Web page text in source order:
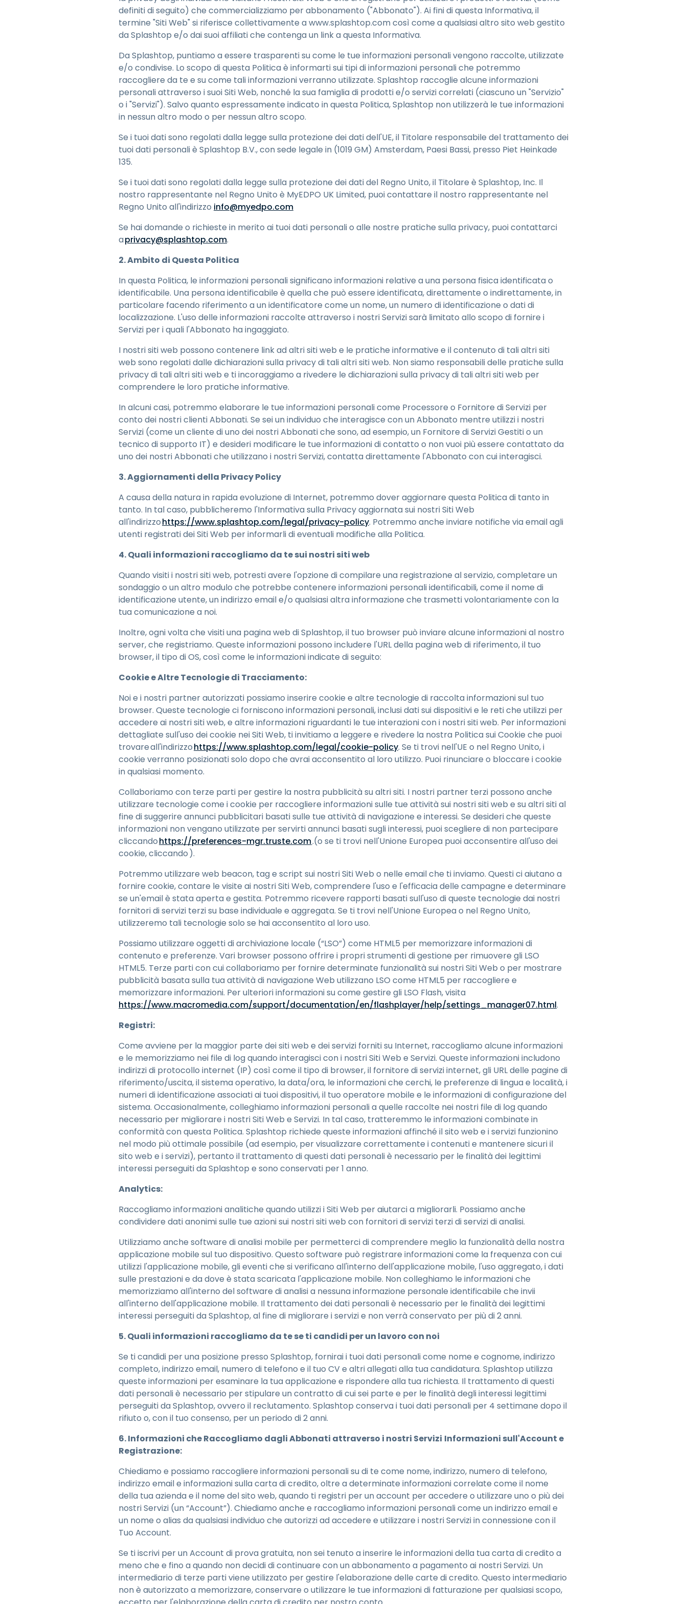
Accesso remoto tramite
RDP/SSH/VNC
Lavoro a distanza con
Wacom
Accesso remoto al
laboratorio
Sicurezza degli endpoint
Esplora tutte le esigenze
日本語
한국어
Bahasa
definiti di seguito) che commercializziamo per abbonamento ("Abbonato"). Ai fini di questa Informativa, il
termine "Siti Web" si riferisce collettivamente a www.splashtop.com così come a qualsiasi altro sito web gestito
da Splashtop e/o dai suoi affiliati che contenga un link a questa Informativa.
Da Splashtop, puntiamo a essere trasparenti su come le tue informazioni personali vengono raccolte, utilizzate
e/o condivise. Lo scopo di questa Politica è informarti sui tipi di informazioni personali che potremmo
raccogliere da te e su come tali informazioni verranno utilizzate. Splashtop raccoglie alcune informazioni
personali attraverso i suoi Siti Web, nonché la sua famiglia di prodotti e/o servizi correlati (ciascuno un "Servizio"
o i "Servizi"). Salvo quanto espressamente indicato in questa Politica, Splashtop non utilizzerà le tue informazioni
in nessun altro modo o per nessun altro scopo.
Se i tuoi dati sono regolati dalla legge sulla protezione dei dati dell'UE, il Titolare responsabile del trattamento dei
tuoi dati personali è Splashtop B.V., con sede legale in (1019 GM) Amsterdam, Paesi Bassi, presso Piet Heinkade
135.
Se i tuoi dati sono regolati dalla legge sulla protezione dei dati del Regno Unito, il Titolare è Splashtop, Inc. Il
nostro rappresentante nel Regno Unito è MyEDPO UK Limited, puoi contattare il nostro rappresentante nel
Regno Unito all'indirizzo info@myedpo.com
Se hai domande o richieste in merito ai tuoi dati personali o alle nostre pratiche sulla privacy, puoi contattarci
aprivacy@splashtop.com.
2. Ambito di Questa Politica
In questa Politica, le informazioni personali significano informazioni relative a una persona fisica identificata o
identificabile. Una persona identificabile è quella che può essere identificata, direttamente o indirettamente, in
particolare facendo riferimento a un identificatore come un nome, un numero di identificazione o dati di
localizzazione. L'uso delle informazioni raccolte attraverso i nostri Servizi sarà limitato allo scopo di fornire i
Servizi per i quali l'Abbonato ha ingaggiato.
I nostri siti web possono contenere link ad altri siti web e le pratiche informative e il contenuto di tali altri siti
web sono regolati dalle dichiarazioni sulla privacy di tali altri siti web. Non siamo responsabili delle pratiche sulla
privacy di tali altri siti web e ti incoraggiamo a rivedere le dichiarazioni sulla privacy di tali altri siti web per
comprendere le loro pratiche informative.
In alcuni casi, potremmo elaborare le tue informazioni personali come Processore o Fornitore di Servizi per
conto dei nostri clienti Abbonati. Se sei un individuo che interagisce con un Abbonato mentre utilizzi i nostri
Servizi (come un cliente di uno dei nostri Abbonati che sono, ad esempio, un Fornitore di Servizi Gestiti o un
tecnico di supporto IT) e desideri modificare le tue informazioni di contatto o non vuoi più essere contattato da
uno dei nostri Abbonati che utilizzano i nostri Servizi, contatta direttamente l'Abbonato con cui interagisci.
3. Aggiornamenti della Privacy Policy
A causa della natura in rapida evoluzione di Internet, potremmo dover aggiornare questa Politica di tanto in
tanto. In tal caso, pubblicheremo l'Informativa sulla Privacy aggiornata sui nostri Siti Web
all'indirizzohttps://www.splashtop.com/legal/privacy-policy. Potremmo anche inviare notifiche via email agli
utenti registrati dei Siti Web per informarli di eventuali modifiche alla Politica.
4. Quali informazioni raccogliamo da te sui nostri siti web
Quando visiti i nostri siti web, potresti avere l'opzione di compilare una registrazione al servizio, completare un
sondaggio o un altro modulo che potrebbe contenere informazioni personali identificabili, come il nome di
identificazione utente, un indirizzo email e/o qualsiasi altra informazione che trasmetti volontariamente con la
tua comunicazione a noi.
Inoltre, ogni volta che visiti una pagina web di Splashtop, il tuo browser può inviare alcune informazioni al nostro
server, che registriamo. Queste informazioni possono includere l'URL della pagina web di riferimento, il tuo
browser, il tipo di OS, così come le informazioni indicate di seguito:
Cookie e Altre Tecnologie di Tracciamento:
Noi e i nostri partner autorizzati possiamo inserire cookie e altre tecnologie di raccolta informazioni sul tuo
browser. Queste tecnologie ci forniscono informazioni personali, inclusi dati sui dispositivi e le reti che utilizzi per
accedere ai nostri siti web, e altre informazioni riguardanti le tue interazioni con i nostri siti web. Per informazioni
dettagliate sull'uso dei cookie nei Siti Web, ti invitiamo a leggere e rivedere la nostra Politica sui Cookie che puoi
trovare all'indirizzohttps://www.splashtop.com/legal/cookie-policy. Se ti trovi nell'UE o nel Regno Unito, i
cookie verranno posizionati solo dopo che avrai acconsentito al loro utilizzo. Puoi rinunciare o bloccare i cookie
in qualsiasi momento.
Collaboriamo con terze parti per gestire la nostra pubblicità su altri siti. I nostri partner terzi possono anche
utilizzare tecnologie come i cookie per raccogliere informazioni sulle tue attività sui nostri siti web e su altri siti al
fine di suggerire annunci pubblicitari basati sulle tue attività di navigazione e interessi. Se desideri che queste
informazioni non vengano utilizzate per servirti annunci basati sugli interessi, puoi scegliere di non partecipare
cliccandohttps://preferences-mgr.truste.com.(o se ti trovi nell'Unione Europea puoi acconsentire all'uso dei
cookie, cliccando ).
Potremmo utilizzare web beacon, tag e script sui nostri Siti Web o nelle email che ti inviamo. Questi ci aiutano a
fornire cookie, contare le visite ai nostri Siti Web, comprendere l'uso e l'efficacia delle campagne e determinare
se un'email è stata aperta e gestita. Potremmo ricevere rapporti basati sull'uso di queste tecnologie dai nostri
fornitori di servizi terzi su base individuale e aggregata. Se ti trovi nell'Unione Europea o nel Regno Unito,
utilizzeremo tali tecnologie solo se hai acconsentito al loro uso.
Possiamo utilizzare oggetti di archiviazione locale (“LSO”) come HTML5 per memorizzare informazioni di
contenuto e preferenze. Vari browser possono offrire i propri strumenti di gestione per rimuovere gli LSO
HTML5. Terze parti con cui collaboriamo per fornire determinate funzionalità sui nostri Siti Web o per mostrare
pubblicità basata sulla tua attività di navigazione Web utilizzano LSO come HTML5 per raccogliere e
memorizzare informazioni. Per ulteriori informazioni su come gestire gli LSO Flash, visita
https://www.macromedia.com/support/documentation/en/flashplayer/help/settings_manager07.html.
Registri:
Come avviene per la maggior parte dei siti web e dei servizi forniti su Internet, raccogliamo alcune informazioni
e le memorizziamo nei file di log quando interagisci con i nostri Siti Web e Servizi. Queste informazioni includono
indirizzi di protocollo internet (IP) così come il tipo di browser, il fornitore di servizi internet, gli URL delle pagine di
riferimento/uscita, il sistema operativo, la data/ora, le informazioni che cerchi, le preferenze di lingua e località, i
numeri di identificazione associati ai tuoi dispositivi, il tuo operatore mobile e le informazioni di configurazione del
sistema. Occasionalmente, colleghiamo informazioni personali a quelle raccolte nei nostri file di log quando
necessario per migliorare i nostri Siti Web e Servizi. In tal caso, tratteremmo le informazioni combinate in
conformità con questa Politica. Splashtop richiede queste informazioni affinché il sito web e i servizi funzionino
nel modo più ottimale possibile (ad esempio, per visualizzare correttamente i contenuti e mantenere sicuri il
sito web e i servizi), pertanto il trattamento di questi dati personali è necessario per le finalità dei legittimi
interessi perseguiti da Splashtop e sono conservati per 1 anno.
Analytics:
Raccogliamo informazioni analitiche quando utilizzi i Siti Web per aiutarci a migliorarli. Possiamo anche
condividere dati anonimi sulle tue azioni sui nostri siti web con fornitori di servizi terzi di servizi di analisi.
Utilizziamo anche software di analisi mobile per permetterci di comprendere meglio la funzionalità della nostra
applicazione mobile sul tuo dispositivo. Questo software può registrare informazioni come la frequenza con cui
utilizzi l'applicazione mobile, gli eventi che si verificano all'interno dell'applicazione mobile, l'uso aggregato, i dati
sulle prestazioni e da dove è stata scaricata l'applicazione mobile. Non colleghiamo le informazioni che
memorizziamo all'interno del software di analisi a nessuna informazione personale identificabile che invii
all'interno dell'applicazione mobile. Il trattamento dei dati personali è necessario per le finalità dei legittimi
interessi perseguiti da Splashtop, al fine di migliorare i servizi e non verrà conservato per più di 2 anni.
5. Quali informazioni raccogliamo da te se ti candidi per un lavoro con noi
Se ti candidi per una posizione presso Splashtop, fornirai i tuoi dati personali come nome e cognome, indirizzo
completo, indirizzo email, numero di telefono e il tuo CV e altri allegati alla tua candidatura. Splashtop utilizza
queste informazioni per esaminare la tua applicazione e rispondere alla tua richiesta. Il trattamento di questi
dati personali è necessario per stipulare un contratto di cui sei parte e per le finalità degli interessi legittimi
perseguiti da Splashtop, ovvero il reclutamento. Splashtop conserva i tuoi dati personali per 4 settimane dopo il
rifiuto o, con il tuo consenso, per un periodo di 2 anni.
6. Informazioni che Raccogliamo dagli Abbonati attraverso i nostri Servizi Informazioni sull'Account e
Registrazione:
Chiediamo e possiamo raccogliere informazioni personali su di te come nome, indirizzo, numero di telefono,
indirizzo email e informazioni sulla carta di credito, oltre a determinate informazioni correlate come il nome
della tua azienda e il nome del sito web, quando ti registri per un account per accedere o utilizzare uno o più dei
nostri Servizi (un “Account”). Chiediamo anche e raccogliamo informazioni personali come un indirizzo email e
un nome o alias da qualsiasi individuo che autorizzi ad accedere e utilizzare i nostri Servizi in connessione con il
Tuo Account.
Se ti iscrivi per un Account di prova gratuita, non sei tenuto a inserire le informazioni della tua carta di credito a
meno che e fino a quando non decidi di continuare con un abbonamento a pagamento ai nostri Servizi. Un
intermediario di terze parti viene utilizzato per gestire l'elaborazione delle carte di credito. Questo intermediario
non è autorizzato a memorizzare, conservare o utilizzare le tue informazioni di fatturazione per qualsiasi scopo,